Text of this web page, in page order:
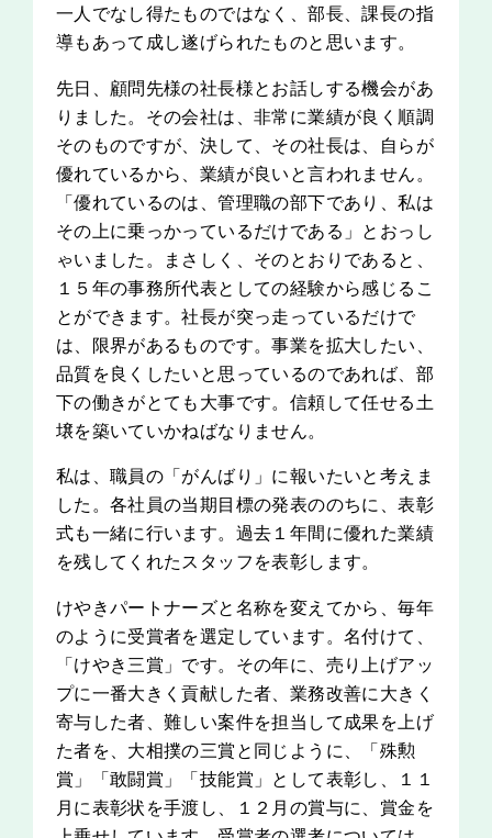
一人でなし得たものではなく、部長、課長の指
導もあって成し遂げられたものと思います。
先日、顧問先様の社長様とお話しする機会があ
りました。その会社は、非常に業績が良く順調
そのものですが、決して、その社長は、自らが
優れているから、業績が良いと言われません。
「優れているのは、管理職の部下であり、私は
その上に乗っかっているだけである」とおっし
ゃいました。まさしく、そのとおりであると、
１５年の事務所代表としての経験から感じるこ
とができます。社長が突っ走っているだけで
は、限界があるものです。事業を拡大したい、
品質を良くしたいと思っているのであれば、部
下の働きがとても大事です。信頼して任せる土
壌を築いていかねばなりません。
私は、職員の「がんばり」に報いたいと考えま
した。各社員の当期目標の発表ののちに、表彰
式も一緒に行います。過去１年間に優れた業績
を残してくれたスタッフを表彰します。
けやきパートナーズと名称を変えてから、毎年
のように受賞者を選定しています。名付けて、
「けやき三賞」です。その年に、売り上げアッ
プに一番大きく貢献した者、業務改善に大きく
寄与した者、難しい案件を担当して成果を上げ
た者を、大相撲の三賞と同じように、「殊勲
賞」「敢闘賞」「技能賞」として表彰し、１１
月に表彰状を手渡し、１２月の賞与に、賞金を